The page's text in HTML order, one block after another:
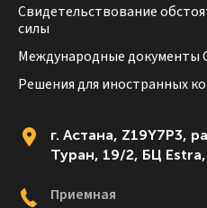
Свидетельствование
силы
Международные документы
Решения для иностранных
г. Астана, Z19Y7P3,
Туран, 19/2, БЦ
Приемная